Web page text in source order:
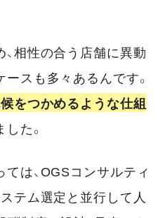
相性の合う店舗に異動
スも多々あるんです。
をつかめるような仕組
た。
は、OGSコンサルティ
テム選定と並行して人